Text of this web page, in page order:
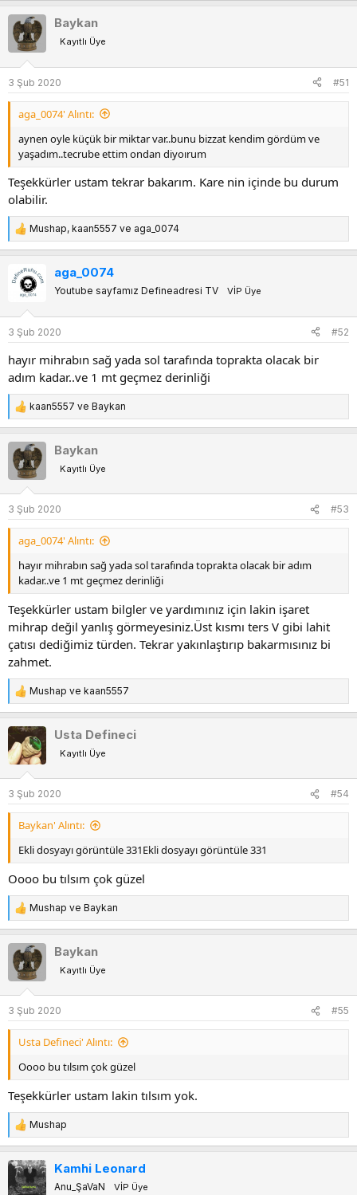
p
k
i
l
e
:
Baykan
Kayıtlı Üye
3 Şub 2020 #51
aga_0074' Alıntı:
aynen oyle küçük bir miktar var..bunu bizzat kendim gördüm ve
yaşadım..tecrube ettim ondan diyoırum
Teşekkürler ustam tekrar bakarım. Kare nin içinde bu durum
olabilir.
T
e
k
e
Mushap, kaan5557 ve aga_0074
aga_0074
Youtube sayfamız Defineadresi TV VİP Üye
3 Şub 2020 #52
hayır mihrabın sağ yada sol tarafında toprakta olacak bir
adım kadar..ve 1 mt geçmez derinliği
T
e
p
k
i
l
e
:
kaan5557 ve Baykan
Baykan
Kayıtlı Üye
3 Şub 2020 #53
aga_0074' Alıntı:
hayır mihrabın sağ yada sol tarafında toprakta olacak bir adım
kadar..ve 1 mt geçmez derinliği
Teşekkürler ustam bilgler ve yardımınız için lakin işaret
mihrap değil yanlış görmeyesiniz.Üst kısmı ters V gibi lahit
çatısı dediğimiz türden. Tekrar yakınlaştırıp bakarmısınız bi
zahmet.
T
e
p
k
i
l
e
:
Mushap ve kaan5557
Usta Defineci
Kayıtlı Üye
3 Şub 2020 #54
Baykan' Alıntı:
Ekli dosyayı görüntüle 331Ekli dosyayı görüntüle 331
Oooo bu tılsım çok güzel
T
e
p
k
i
l
e
:
Mushap ve Baykan
Baykan
Kayıtlı Üye
3 Şub 2020 #55
Usta Defineci' Alıntı:
Oooo bu tılsım çok güzel
Teşekkürler ustam lakin tılsım yok.
T
e
p
k
i
Mushap
Kamhi Leonard
Anu_ŞaVaN VİP Üye